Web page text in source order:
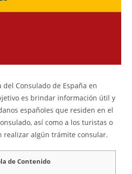
Consulado de España en
es brindar información útil y
españoles que residen en el
así como a los turistas o
realizar algún trámite consular.
de Contenido